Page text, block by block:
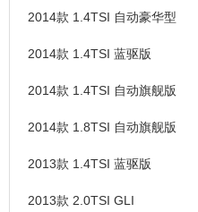
2014款 1.4TSI 自动豪华型
2014款 1.4TSI 蓝驱版
2014款 1.4TSI 自动旗舰版
2014款 1.8TSI 自动旗舰版
2013款 1.4TSI 蓝驱版
2013款 2.0TSI GLI